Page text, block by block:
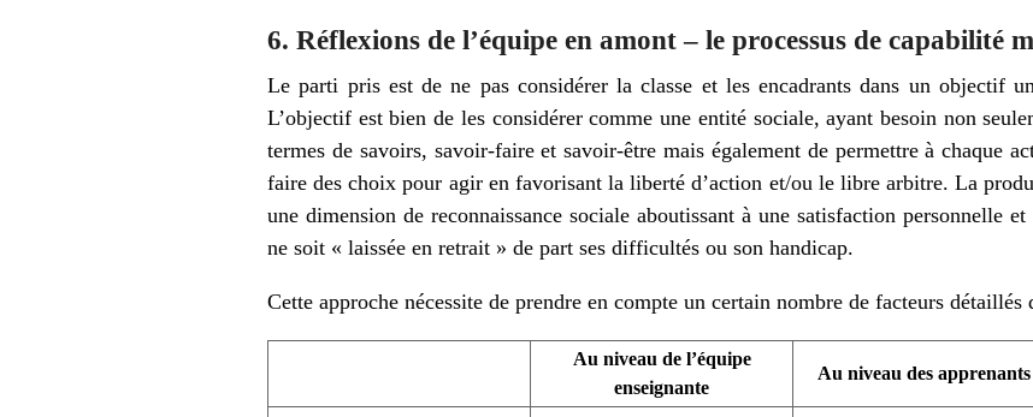
6. Réflexions de l’équipe en amont – le processus de capabilité
Le parti pris est de ne pas considérer la classe et les encadrants dans un objectif
L’objectif est bien de les considérer comme une entité sociale, ayant besoin non
termes de savoirs, savoir-faire et savoir-être mais également de permettre à chaque
faire des choix pour agir en favorisant la liberté d’action et/ou le libre arbitre. La
une dimension de reconnaissance sociale aboutissant à une satisfaction personnelle
ne soit « laissée en retrait » de part ses difficultés ou son handicap.
Cette approche nécessite de prendre en compte un certain nombre de facteurs détaillés
Au niveau de l’équipe
enseignante
Au niveau des apprenants